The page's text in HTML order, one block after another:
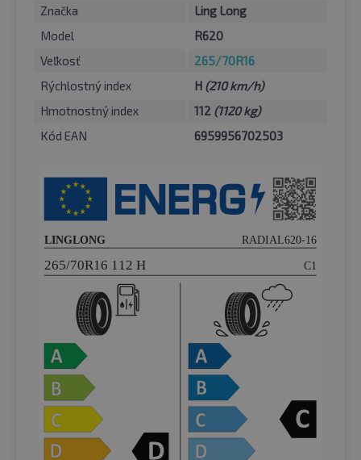
Značka
Ling Long
Model
R620
Veľkosť
265/70R16
Rýchlostný index
H (210 km/h)
Hmotnostný index
112 (1120 kg)
Kód EAN
6959956702503